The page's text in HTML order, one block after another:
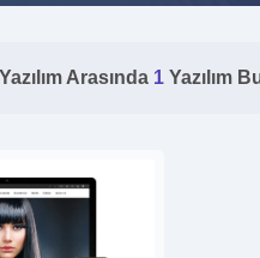
Arasında 1 Yazılım